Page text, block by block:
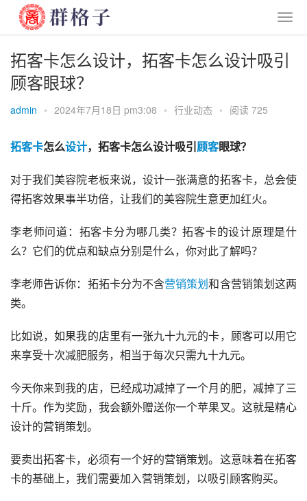
拓客卡怎么设计，拓客卡怎么设计吸引
顾客眼球？
admin • 2024年7月18日 pm3:08 • 行业动态 • 阅读 725
拓客卡怎么设计，拓客卡怎么设计吸引顾客眼球？
对于我们美容院老板来说，设计一张满意的拓客卡，总会使
得拓客效果事半功倍，让我们的美容院生意更加红火。
李老师问道：拓客卡分为哪几类？拓客卡的设计原理是什
么？它们的优点和缺点分别是什么，你对此了解吗？
李老师告诉你：拓拓卡分为不含营销策划和含营销策划这两
类。
比如说，如果我的店里有一张九十九元的卡，顾客可以用它
来享受十次减肥服务，相当于每次只需九十九元。
今天你来到我的店，已经成功减掉了一个月的肥，减掉了三
十斤。作为奖励，我会额外赠送你一个苹果叉。这就是精心
设计的营销策划。
要卖出拓客卡，必须有一个好的营销策划。这意味着在拓客
卡的基础上，我们需要加入营销策划，以吸引顾客购买。